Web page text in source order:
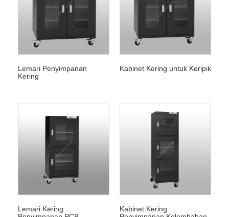
Lemari Penyimpanan
Kering
Kabinet Kering untuk Keripik
Lemari Kering
Kabinet Kering